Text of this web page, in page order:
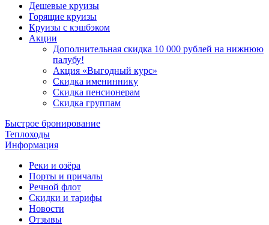
Дешевые круизы
Горящие круизы
Круизы с кэшбэком
Акции
Дополнительная скидка 10 000 рублей на нижнюю
палубу!
Акция «Выгодный курс»
Скидка имениннику
Скидка пенсионерам
Скидка группам
Быстрое бронирование
Теплоходы
Информация
Реки и озёра
Порты и причалы
Речной флот
Скидки и тарифы
Новости
Отзывы